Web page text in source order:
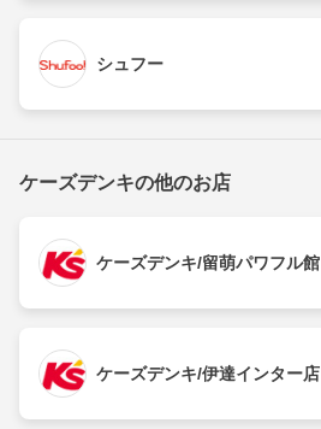
シュフー
ケーズデンキの他のお店
ケーズデンキ/留萌パワフル館
ケーズデンキ/伊達インター店